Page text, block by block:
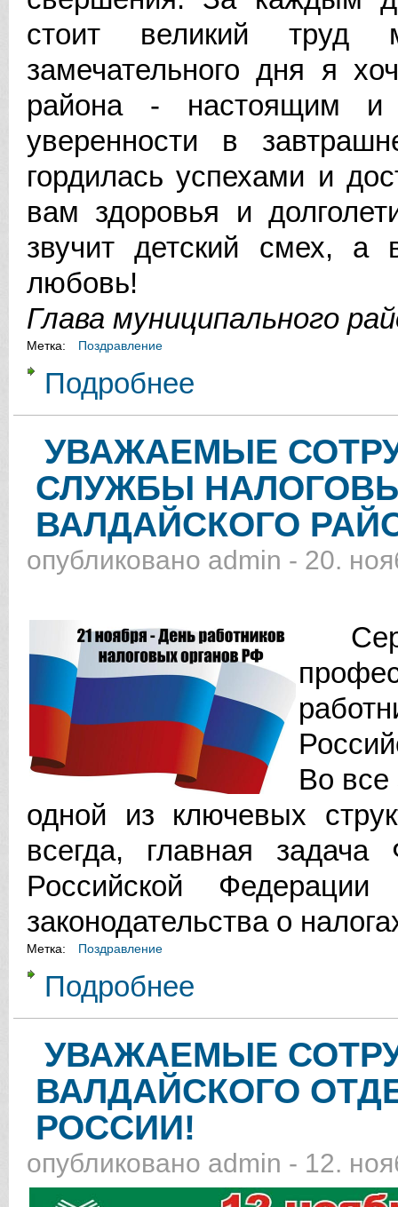
стоит великий труд
замечательного дня я
района - настоящим
уверенности в
гордилась успехами и
вам здоровья и
звучит детский смех,
любовь!
Глава муниципального
Метка: Поздравление
Подробнее
УВАЖАЕМЫЕ
СЛУЖБЫ
ВАЛДАЙСКОГО
опубликовано admin - 20.
Во все
одной из ключевых
всегда, главная
Российской
законодательства о
Метка: Поздравление
Подробнее
УВАЖАЕМЫЕ
ВАЛДАЙСКОГО
РОССИИ!
опубликовано admin - 12.